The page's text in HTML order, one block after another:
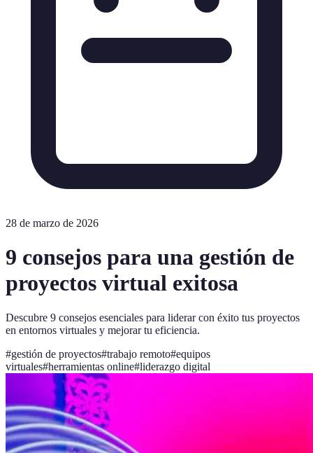
28 de marzo de 2026
9 consejos para una gestión de
proyectos virtual exitosa
Descubre 9 consejos esenciales para liderar con éxito tus proyectos
en entornos virtuales y mejorar tu eficiencia.
#gestión de proyectos#trabajo remoto#equipos
virtuales#herramientas online#liderazgo digital